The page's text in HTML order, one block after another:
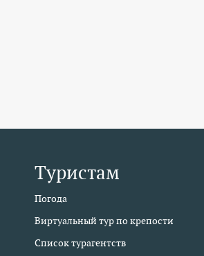
Туристам
Погода
Виртуальный тур по крепости
Список турагентств